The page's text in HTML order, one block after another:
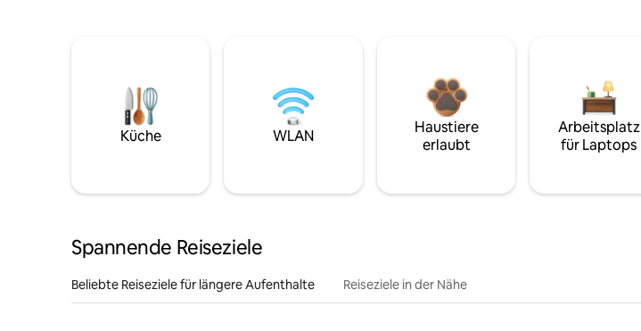
Küche WLAN
Haustiere
erlaubt
Arbeitsplatz
für Laptops
Spannende Reiseziele
Beliebte Reiseziele für längere Aufenthalte Reiseziele in der Nähe